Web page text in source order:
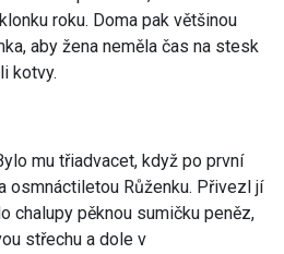
roku. Doma pak většinou
aby žena neměla čas na stesk
kotvy.
mu třiadvacet, když po první
osmnáctiletou Růženku. Přivezl jí
chalupy pěknou sumičku peněz,
střechu a dole v